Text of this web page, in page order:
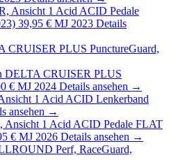
Acid ACID Pedale
39,95 € MJ 2023 Details
DELTA CRUISER PLUS
€ MJ 2024 Details ansehen →
Acid ACID Lenkerband
ansehen →
Acid ACID Pedale FLAT
€ MJ 2026 Details ansehen →